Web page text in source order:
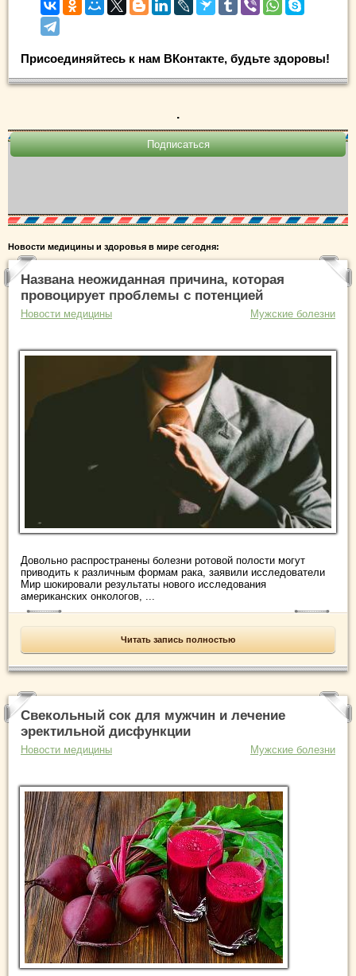
Присоединяйтесь к нам ВКонтакте, будьте здоровы!
.
Новости медицины и здоровья в мире сегодня:
Названа неожиданная причина, которая
провоцирует проблемы с потенцией
Новости медицины Мужские болезни
Довольно распространены болезни ротовой полости могут
приводить к различным формам рака, заявили исследователи
Мир шокировали результаты нового исследования
американских онкологов, ...
Читать запись полностью
Свекольный сок для мужчин и лечение
эректильной дисфункции
Новости медицины Мужские болезни